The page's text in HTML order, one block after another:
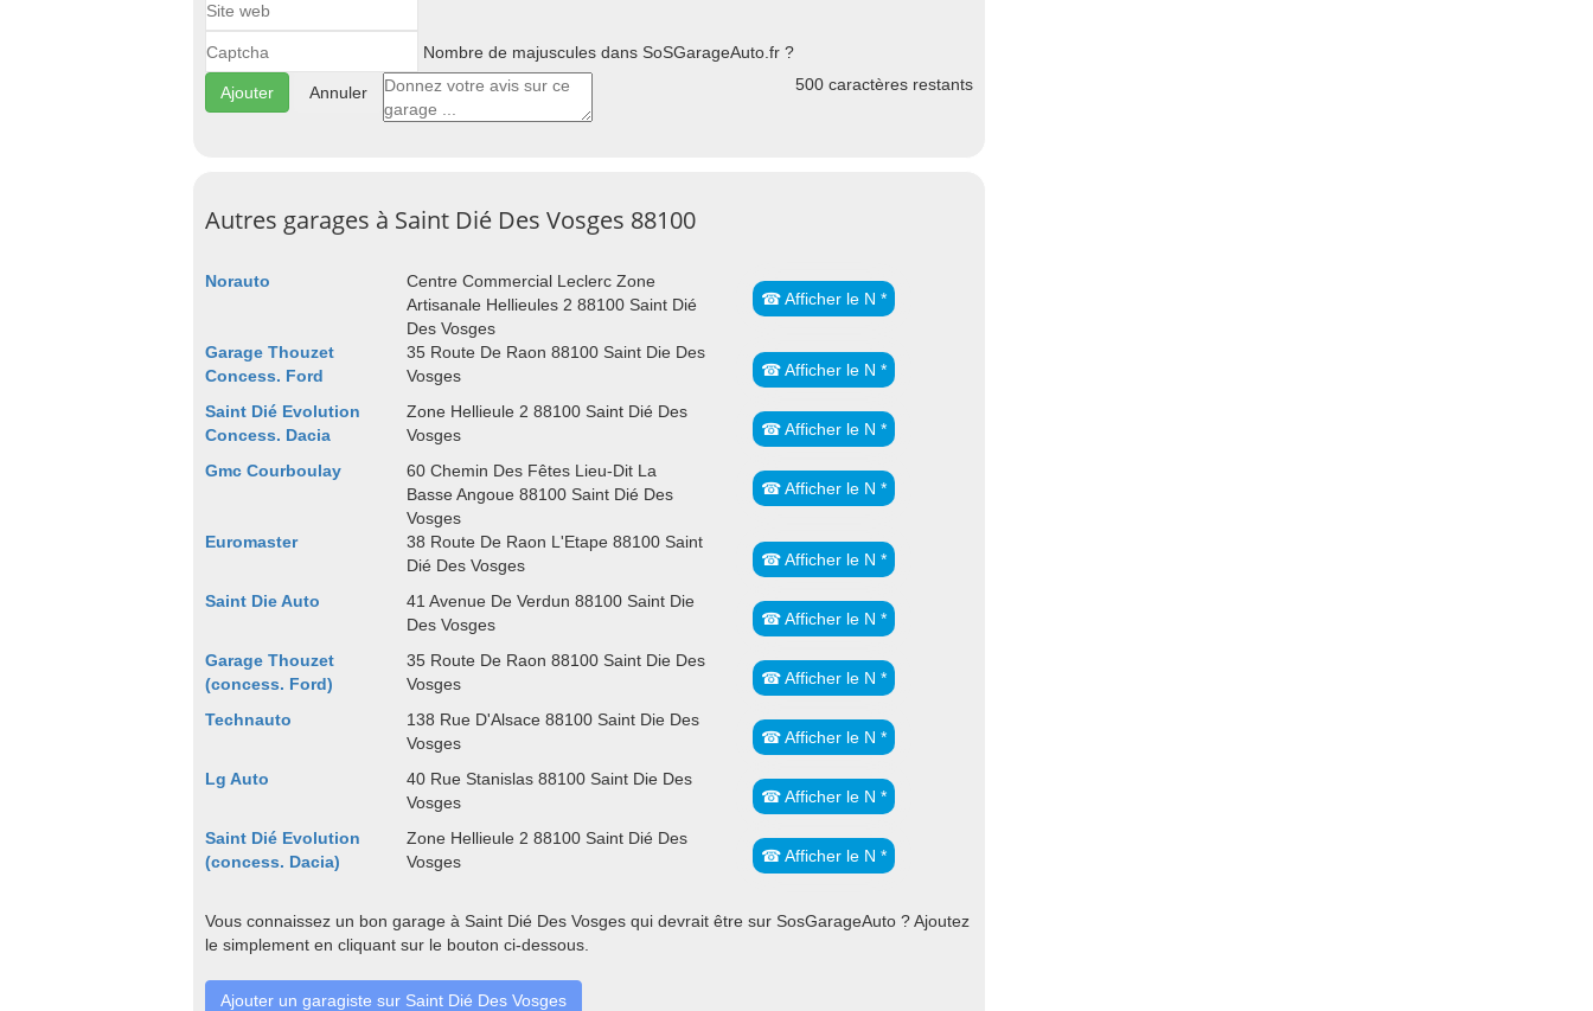
Nombre de majuscules dans SoSGarageAuto.fr ?
Annuler 500 caractères restants
Autres garages à Saint Dié Des Vosges 88100
Norauto
Centre Commercial Leclerc Zone
Artisanale Hellieules 2 88100 Saint Dié
Des Vosges
☎ Afficher le N *
Garage Thouzet
Concess. Ford
35 Route De Raon 88100 Saint Die Des
Vosges
☎ Afficher le N *
Saint Dié Evolution
Concess. Dacia
Zone Hellieule 2 88100 Saint Dié Des
Vosges
☎ Afficher le N *
Gmc Courboulay
60 Chemin Des Fêtes Lieu-Dit La
Basse Angoue 88100 Saint Dié Des
Vosges
☎ Afficher le N *
Euromaster
38 Route De Raon L'Etape 88100 Saint
Dié Des Vosges
☎ Afficher le N *
Saint Die Auto
41 Avenue De Verdun 88100 Saint Die
Des Vosges
☎ Afficher le N *
Garage Thouzet
(concess. Ford)
35 Route De Raon 88100 Saint Die Des
Vosges
☎ Afficher le N *
Technauto
138 Rue D'Alsace 88100 Saint Die Des
Vosges
☎ Afficher le N *
Lg Auto
40 Rue Stanislas 88100 Saint Die Des
Vosges
☎ Afficher le N *
Saint Dié Evolution
(concess. Dacia)
Zone Hellieule 2 88100 Saint Dié Des
Vosges
☎ Afficher le N *
Vous connaissez un bon garage à Saint Dié Des Vosges qui devrait être sur SosGarageAuto ? Ajoutez
le simplement en cliquant sur le bouton ci-dessous.
Ajouter un garagiste sur Saint Dié Des Vosges